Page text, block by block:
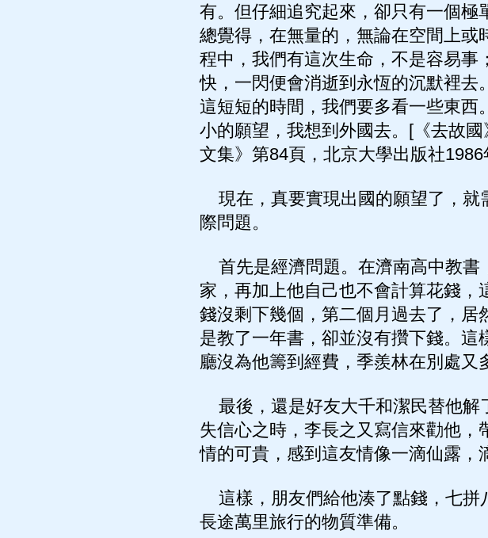
有。但仔細追究起來，卻只有一個極
總覺得，在無量的，無論在空間上或
程中，我們有這次生命，不是容易事
快，一閃便會消逝到永恆的沉默裡去
這短短的時間，我們要多看一些東西
小的願望，我想到外國去。[《去故
文集》第84頁，北京大學出版社1986
現在，真要實現出國的願望了，就
際問題。
首先是經濟問題。在濟南高中教書
家，再加上他自己也不會計算花錢，
錢沒剩下幾個，第二個月過去了，
是教了一年書，卻並沒有攢下錢。
廳沒為他籌到經費，季羨林在別處又
最後，還是好友大千和潔民替他解
失信心之時，李長之又寫信來勸他
情的可貴，感到這友情像一滴仙露，
這樣，朋友們給他湊了點錢，七拼
長途萬里旅行的物質準備。